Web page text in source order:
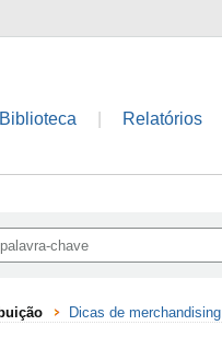
Biblioteca Relatórios
Dicas de merchandising